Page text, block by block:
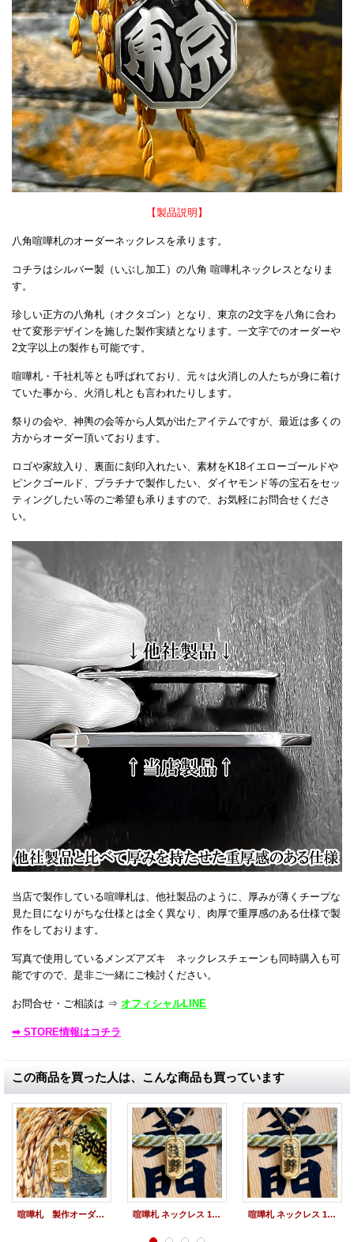
【製品説明】
八角喧嘩札のオーダーネックレスを承ります。
コチラはシルバー製（いぶし加工）の八角 喧嘩札ネックレスとなりま
す。
珍しい正方の八角札（オクタゴン）となり、東京の2文字を八角に合わ
せて変形デザインを施した製作実績となります。一文字でのオーダーや
2文字以上の製作も可能です。
喧嘩札・千社札等とも呼ばれており、元々は火消しの人たちが身に着け
ていた事から、火消し札とも言われたりします。
祭りの会や、神輿の会等から人気が出たアイテムですが、最近は多くの
方からオーダー頂いております。
ロゴや家紋入り、裏面に刻印入れたい、素材をK18イエローゴールドや
ピンクゴールド、プラチナで製作したい、ダイヤモンド等の宝石をセッ
ティングしたい等のご希望も承りますので、お気軽にお問合せくださ
い。
当店で製作している喧嘩札は、他社製品のように、厚みが薄くチープな
見た目になりがちな仕様とは全く異なり、肉厚で重厚感のある仕様で製
作をしております。
写真で使用しているメンズアズキ ネックレスチェーンも同時購入も可
能ですので、是非ご一緒にご検討ください。
お問合せ・ご相談は ⇒ オフィシャルLINE
➡ STORE情報はコチラ
この商品を買った人は、こんな商品も買っています
喧嘩札 製作オーダー ペンダント 金メッキ 名前札 千住札 八角札 ペンダント オーダーメイド製作（小） 喧嘩札 ネックレス 18金 オーダー 名前札 千住札 八角札 ペンダント オーダーメイド製作（小） 喧嘩札 ネックレス 18金 オーダー 名前札 千住札 八角札 ペンダント オーダーメイド製作（小）